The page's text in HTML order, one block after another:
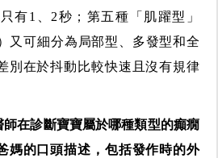
有1、2秒；第五種「肌躍型」
）又可細分為局部型、多發型和全
別在於抖動比較快速且沒有規律
師在診斷寶寶屬於哪種類型的癲癇
媽的口頭描述，包括發作時的外